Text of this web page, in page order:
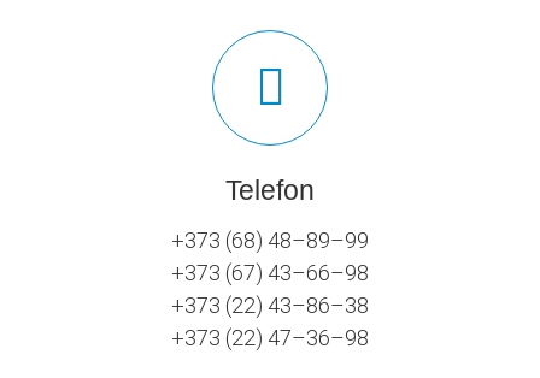
Telefon
+373 (68) 48–89–99
+373 (67) 43–66–98
+373 (22) 43–86–38
+373 (22) 47–36–98